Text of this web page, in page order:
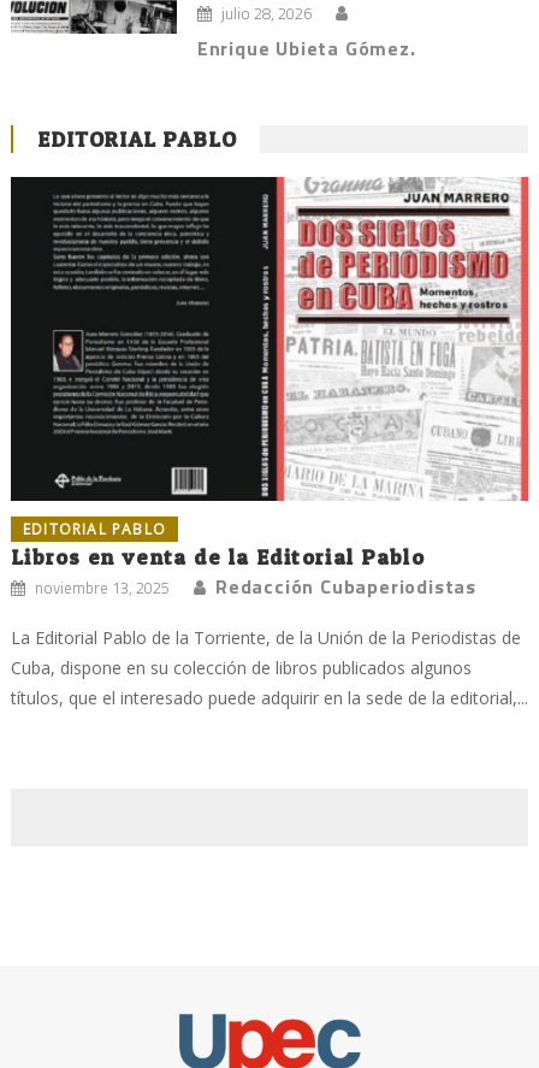
julio 28, 2026
Enrique Ubieta Gómez.
EDITORIAL PABLO
EDITORIAL PABLO
Libros en venta de la Editorial Pablo
noviembre 13, 2025 Redacción Cubaperiodistas
La Editorial Pablo de la Torriente, de la Unión de la Periodistas de
Cuba, dispone en su colección de libros publicados algunos
títulos, que el interesado puede adquirir en la sede de la editorial,...